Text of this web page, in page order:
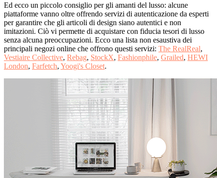
Ed ecco un piccolo consiglio per gli amanti del lusso: alcune
piattaforme vanno oltre offrendo servizi di autenticazione da esperti
per garantire che gli articoli di design siano autentici e non
imitazioni. Ciò vi permette di acquistare con fiducia tesori di lusso
senza alcuna preoccupazioni. Ecco una lista non esaustiva dei
principali negozi online che offrono questi servizi: The RealReal,
Vestiaire Collective, Rebag, StockX, Fashionphile, Grailed, HEWI
London, Farfetch, Yoogi's Closet.